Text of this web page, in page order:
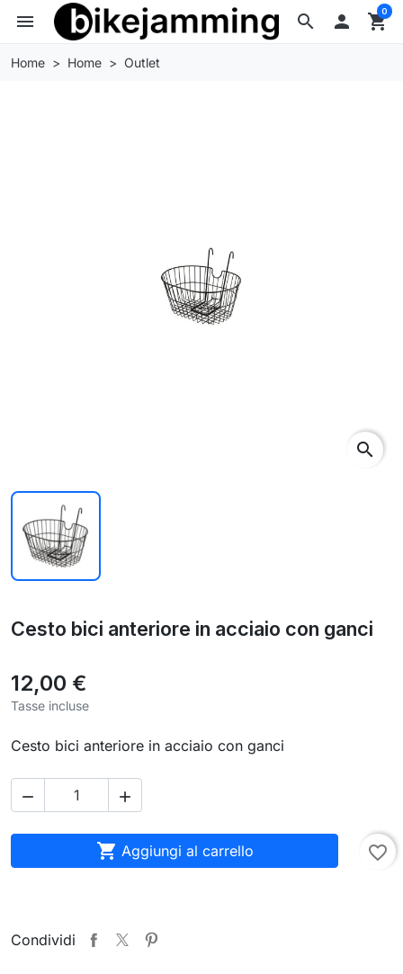
search
menu  shopping_cart
0
Home Home Outlet
search
Cesto bici anteriore in acciaio con ganci
12,00 €
Tasse incluse
Cesto bici anteriore in acciaio con ganci
 
 Aggiungi al carrello favorite_border
Condividi